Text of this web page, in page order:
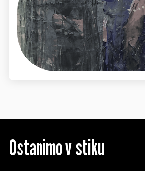
Ostanimo v stiku